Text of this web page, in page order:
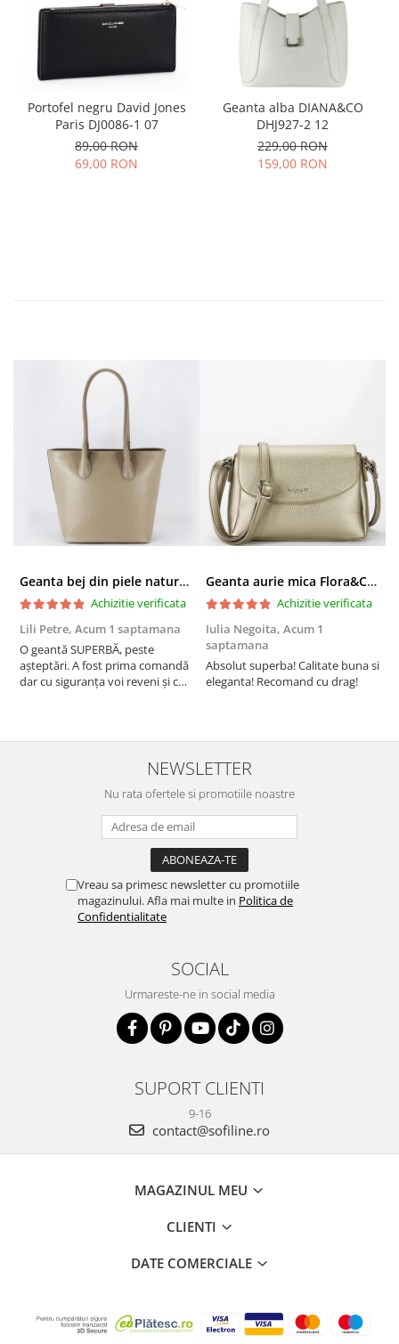
Portofel negru David Jones
Paris DJ0086-1 07
89,00 RON
69,00 RON
Geanta alba DIANA&CO
DHJ927-2 12
229,00 RON
159,00 RON
Geanta bej din piele naturala 8966 123
Achizitie verificata
Lili Petre, Acum 1 saptamana
O geantă SUPERBĂ, peste
așteptări. A fost prima comandă
dar cu siguranța voi reveni și cu
doua zi). RECOMAND SOFILINE!!!
Geanta aurie mica Flora&CO Paris H6930 16
Achizitie verificata
Iulia Negoita, Acum 1
saptamana
Absolut superba! Calitate buna si
eleganta! Recomand cu drag!
NEWSLETTER
Nu rata ofertele si promotiile noastre
Vreau sa primesc newsletter cu promotiile
magazinului. Afla mai multe in Politica de
Confidentialitate
SOCIAL
Urmareste-ne in social media
SUPORT CLIENTI
9-16
contact@sofiline.ro
MAGAZINUL MEU
CLIENTI
DATE COMERCIALE